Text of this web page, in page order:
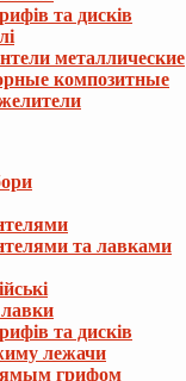
та дисків
металлические
композитные
та лавками
та дисків
лежачи
грифом